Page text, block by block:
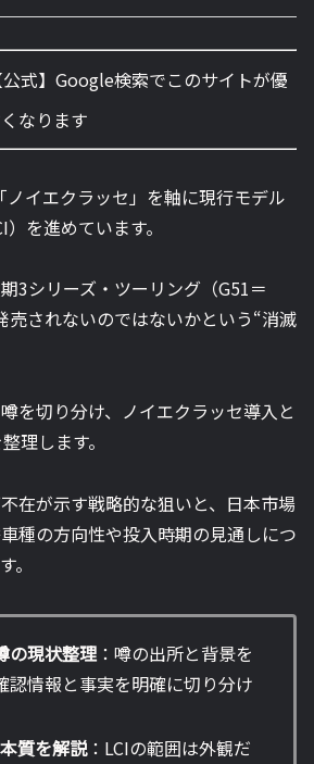
公式】Google検索でこのサイトが優
なります
ノイエクラッセ」を軸に現行モデル
を進めています。
3シリーズ・ツーリング（G51＝
売されないのではないかという“消滅
を切り分け、ノイエクラッセ導入と
理します。
在が示す戦略的な狙いと、日本市場
種の方向性や投入時期の見通しにつ
。
の現状整理：噂の出所と背景を
認情報と事実を明確に切り分け
質を解説：LCIの範囲は外観だ